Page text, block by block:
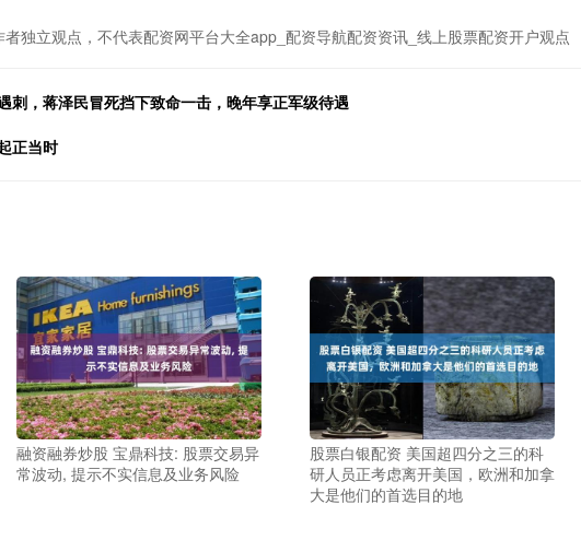
者独立观点，不代表配资网平台大全app_配资导航配资资讯_线上股票配资开户观点
刺，蒋泽民冒死挡下致命一击，晚年享正军级待遇
正当时
融资融券炒股 宝鼎科技: 股票交易异
常波动, 提示不实信息及业务风险
股票白银配资 美国超四分之三的科
研人员正考虑离开美国，欧洲和加拿
大是他们的首选目的地